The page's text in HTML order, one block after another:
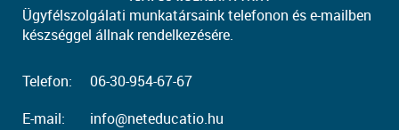
Ügyfélszolgálati munkatársaink telefonon és e-mailben
készséggel állnak rendelkezésére.
Telefon:
06-30-954-67-67
E-mail:
info@neteducatio.hu